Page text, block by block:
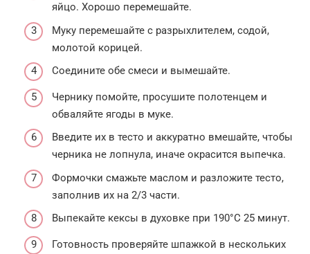
яйцо. Хорошо перемешайте.
Муку перемешайте с разрыхлителем, содой,
молотой корицей.
Соедините обе смеси и вымешайте.
Чернику помойте, просушите полотенцем и
обваляйте ягоды в муке.
Введите их в тесто и аккуратно вмешайте, чтобы
черника не лопнула, иначе окрасится выпечка.
Формочки смажьте маслом и разложите тесто,
заполнив их на 2/3 части.
Выпекайте кексы в духовке при 190°С 25 минут.
Готовность проверяйте шпажкой в нескольких